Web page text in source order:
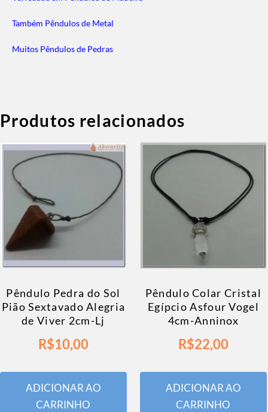
Também Pêndulos de Metal
Muitos Pêndulos de Pedras
Produtos relacionados
Pêndulo Pedra do Sol
Pião Sextavado Alegria
de Viver 2cm-Lj
R$10,00
ADICIONAR AO
CARRINHO
Pêndulo Colar Cristal
Egípcio Asfour Vogel
4cm-Anninox
R$22,00
ADICIONAR AO
CARRINHO